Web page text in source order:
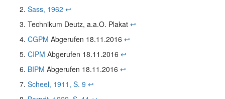
Sass, 1962 ↩
Technikum Deutz, a.a.O. Plakat ↩
CGPM Abgerufen 18.11.2016 ↩
CIPM Abgerufen 18.11.2016 ↩
BIPM Abgerufen 18.11.2016 ↩
Scheel, 1911, S. 9 ↩